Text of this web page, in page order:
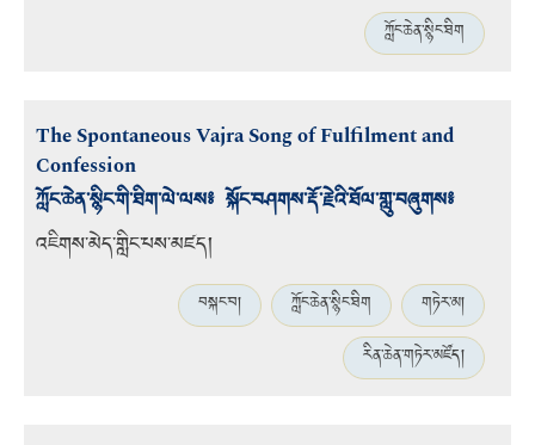
ཀློང་ཆེན་སྙིང་ཐིག
The Spontaneous Vajra Song of Fulfilment and
Confession
ཀློང་ཆེན་སྙིང་གི་ཐིག་ལེ་ལས༔ སྐོང་བཤགས་རྡོ་རྗེའི་ཐོལ་གླུ་བཞུགས༔
འཇིགས་མེད་གླིང་པས་མཛད།
བསྐང་བ། ཀློང་ཆེན་སྙིང་ཐིག
གཏེར་མ།
རིན་ཆེན་གཏེར་མཛོད།